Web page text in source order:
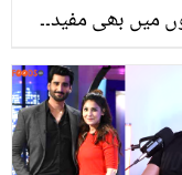
میں بھی مفید۔۔
جان کر آپ
کھانا شروع
گے